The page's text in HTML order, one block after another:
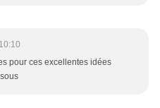
pour ces excellentes idées